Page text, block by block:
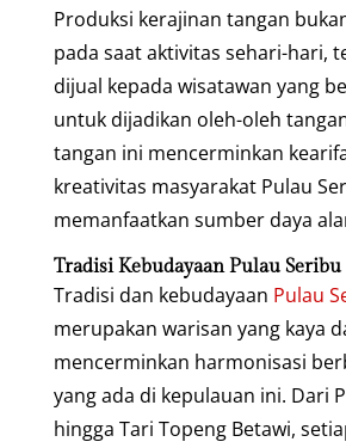
Produksi kerajinan tangan
pada saat aktivitas sehari-hari,
dijual kepada wisatawan yang
untuk dijadikan oleh-oleh
tangan ini mencerminkan
kreativitas masyarakat Pulau
memanfaatkan sumber daya
Tradisi Kebudayaan Pulau Seribu
Tradisi dan kebudayaan Pulau
merupakan warisan yang kaya
mencerminkan harmonisasi
yang ada di kepulauan ini. Dari
hingga Tari Topeng Betawi,